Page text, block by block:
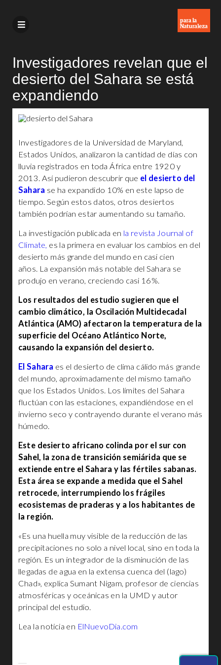
Investigadores revelan que el
desierto del Sahara se está
expandiendo
Investigadores de la Universidad de Maryland,
Estados Unidos, analizaron la cantidad de días con
lluvia registrados en toda África entre 1920 y
2013. Así pudieron descubrir que el desierto del
Sahara se ha expandido 10% en este lapso de
tiempo. Según estos datos, otros desiertos
también podrían estar aumentando su tamaño.
La investigación publicada en la revista Journal of
Climate, es la primera en evaluar los cambios en del
desierto más grande del mundo en casi cien
años. La expansión más notable del Sahara se
produjo en verano, creciendo casi 16%.
Los resultados del estudio sugieren que el
cambio climático, la Oscilación Multidecadal
Atlántica (AMO) afectaron la temperatura de la
superficie del Océano Atlántico Norte,
causando la expansión del desierto.
El Sahara es el desierto de clima cálido más grande
del mundo, aproximadamente del mismo tamaño
que los Estados Unidos. Los límites del Sahara
fluctúan con las estaciones, expandiéndose en el
invierno seco y contrayendo durante el verano más
húmedo.
Este desierto africano colinda por el sur con
Sahel, la zona de transición semiárida que se
extiende entre el Sahara y las fértiles sabanas.
Esta área se expande a medida que el Sahel
retrocede, interrumpiendo los frágiles
ecosistemas de praderas y a los habitantes de
la región.
«Es una huella muy visible de la reducción de las
precipitaciones no solo a nivel local, sino en toda la
región. Es un integrador de la disminución de las
llegadas de agua en la extensa cuenca del (lago)
Chad», explica Sumant Nigam, profesor de ciencias
atmosféricas y oceánicas en la UMD y autor
principal del estudio.
Lea la noticia en ElNuevoDia.com